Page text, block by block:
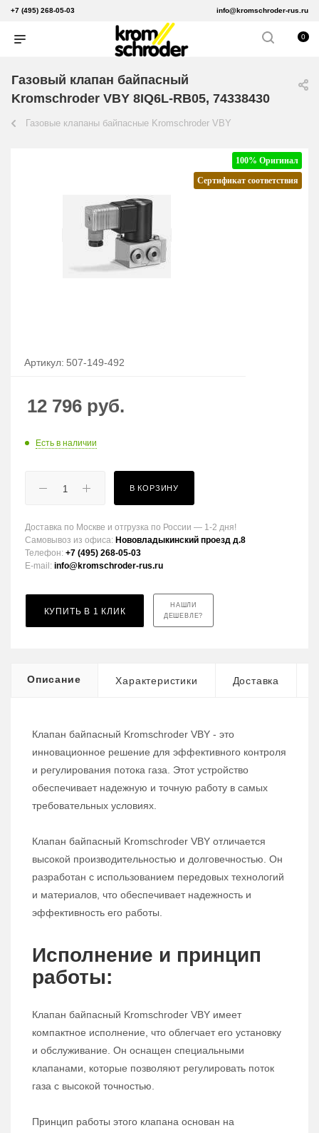
+7 (495) 268-05-03 info@kromschroder-rus.ru
0
Газовый клапан байпасный
Kromschroder VBY 8IQ6L-RB05, 74338430
Газовые клапаны байпасные Kromschroder VBY
100% Оригинал
Сертификат соответствия
Артикул: 507-149-492
12 796 руб.
Есть в наличии
В КОРЗИНУ
Доставка по Москве и отгрузка по России — 1-2 дня!
Самовывоз из офиса: Нововладыкинский проезд д.8
Телефон: +7 (495) 268-05-03
E-mail: info@kromschroder-rus.ru
КУПИТЬ В 1 КЛИК
НАШЛИ
ДЕШЕВЛЕ?
Описание Характеристики Доставка
Клапан байпасный Kromschroder VBY - это
инновационное решение для эффективного контроля
и регулирования потока газа. Этот устройство
обеспечивает надежную и точную работу в самых
требовательных условиях.
Клапан байпасный Kromschroder VBY отличается
высокой производительностью и долговечностью. Он
разработан с использованием передовых технологий
и материалов, что обеспечивает надежность и
эффективность его работы.
Исполнение и принцип
работы:
Клапан байпасный Kromschroder VBY имеет
компактное исполнение, что облегчает его установку
и обслуживание. Он оснащен специальными
клапанами, которые позволяют регулировать поток
газа с высокой точностью.
Принцип работы этого клапана основан на